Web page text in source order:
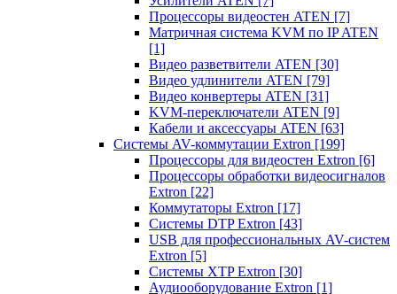
Процессоры видеостен ATEN [7]
Матричная система KVM по IP ATEN
[1]
Видео разветвители ATEN [30]
Видео удлинители ATEN [79]
Видео конвертеры ATEN [31]
KVM-переключатели ATEN [9]
Кабели и аксессуары ATEN [63]
Системы AV-коммутации Extron [199]
Процессоры для видеостен Extron [6]
Процессоры обработки видеосигналов
Extron [22]
Коммутаторы Extron [17]
Системы DTP Extron [43]
USB для профессиональных AV-систем
Extron [5]
Системы XTP Extron [30]
Аудиооборудование Extron [1]